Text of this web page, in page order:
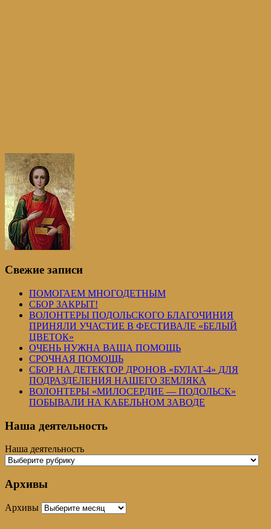
Свежие записи
ПОМОГАЕМ МНОГОДЕТНЫМ
СБОР ЗАКРЫТ!
ВОЛОНТЕРЫ ПОДОЛЬСКОГО БЛАГОЧИНИЯ
ПРИНЯЛИ УЧАСТИЕ В ФЕСТИВАЛЕ «БЕЛЫЙ
ЦВЕТОК»
ОЧЕНЬ НУЖНА ВАША ПОМОЩЬ
СРОЧНАЯ ПОМОЩЬ
СБОР НА ДЕТЕКТОР ДРОНОВ «БУЛАТ-4» ДЛЯ
ПОДРАЗДЕЛЕНИЯ НАШЕГО ЗЕМЛЯКА
ВОЛОНТЕРЫ «МИЛОСЕРДИЕ — ПОДОЛЬСК»
ПОБЫВАЛИ НА КАБЕЛЬНОМ ЗАВОДЕ
Наша деятельность
Наша деятельность
Архивы
Архивы